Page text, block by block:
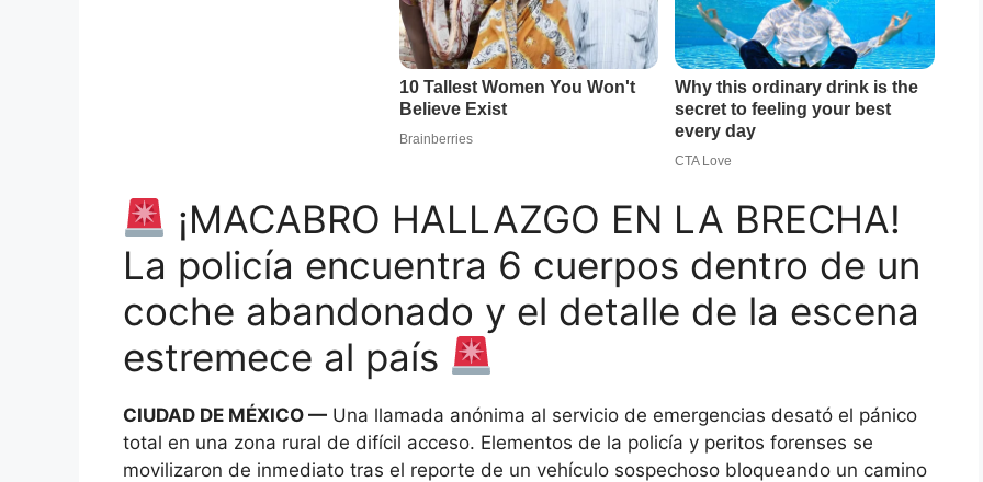
¡MACABRO HALLAZGO EN LA BRECHA!
La policía encuentra 6 cuerpos dentro de un
coche abandonado y el detalle de la escena
estremece al país
CIUDAD DE MÉXICO — Una llamada anónima al servicio de emergencias desató el pánico
total en una zona rural de difícil acceso. Elementos de la policía y peritos forenses se
movilizaron de inmediato tras el reporte de un vehículo sospechoso bloqueando un camino